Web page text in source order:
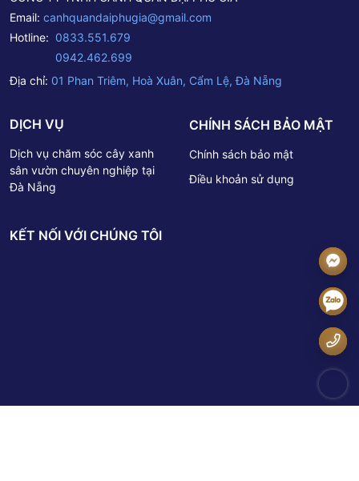
Email: canhquandaiphugia@gmail.com
Hotline: 0833.551.679
0942.462.699
Địa chỉ: 01 Phan Triêm, Hoà Xuân, Cẩm Lệ, Đà Nẵng
DỊCH VỤ
Dịch vụ chăm sóc cây xanh
sân vườn chuyên nghiệp tại
Đà Nẵng
CHÍNH SÁCH BẢO MẬT
Chính sách bảo mật
Điều khoản sử dụng
KẾT NỐI VỚI CHÚNG TÔI